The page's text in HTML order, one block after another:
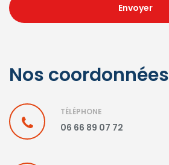
Envoyer
Nos coordonnées
TÉLÉPHONE
06 66 89 07 72